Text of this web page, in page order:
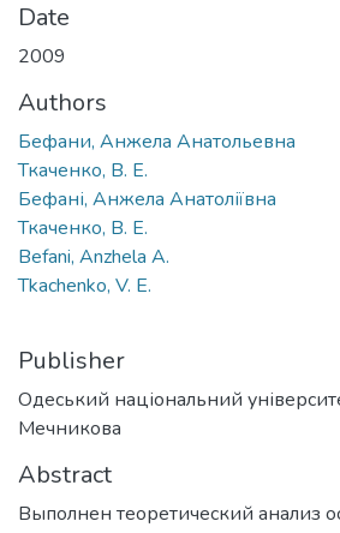
Date
2009
Authors
Бефани, Анжела Анатольевна
Ткаченко, В. Е.
Бефані, Анжела Анатоліївна
Ткаченко, В. Е.
Befani, Anzhela A.
Tkachenko, V. E.
Publisher
Одеський національний
Мечникова
Abstract
Выполнен теоретический анализ